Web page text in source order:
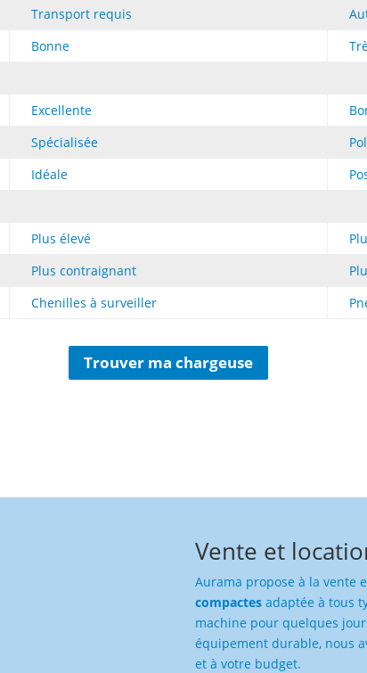
Transport requis
Bonne
Excellente
Spécialisée
Idéale
Plus élevé
Plus contraignant
Chenilles à surveiller
Trouver ma chargeuse
Vente et
Aurama propose à la vente
compactesadaptée à tous
machine pour quelques
équipement durable, nous
et à votre budget.